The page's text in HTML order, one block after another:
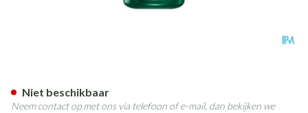
Niet beschikbaar
Neem contact op met ons via telefoon of e-mail, dan bekijken we